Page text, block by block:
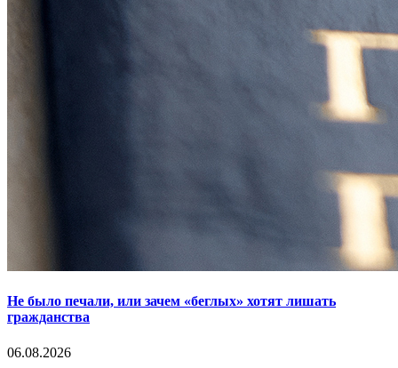
Не было печали, или зачем «беглых» хотят лишать
гражданства
06.08.2026